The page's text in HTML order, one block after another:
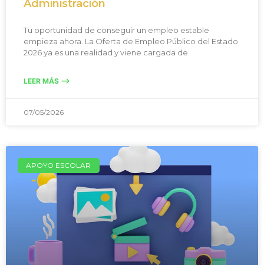
Administración
Tu oportunidad de conseguir un empleo estable
empieza ahora. La Oferta de Empleo Público del Estado
2026 ya es una realidad y viene cargada de
LEER MÁS -->
07/05/2026
APOYO ESCOLAR